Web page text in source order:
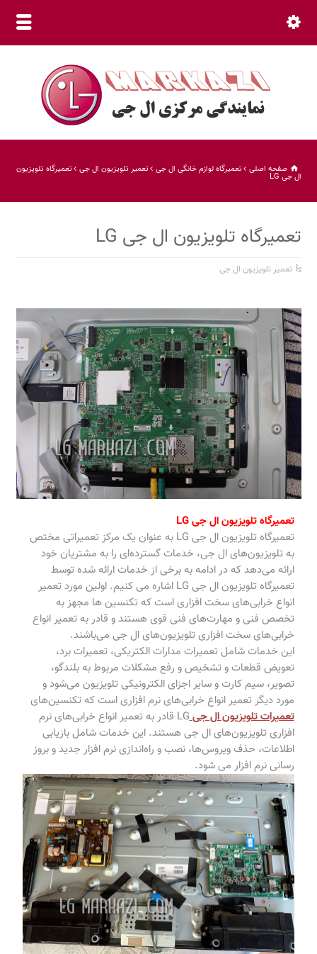
صفحه اصلی تعمیرگاه لوازم خانگی ال جی تعمیر تلویزیون ال جی تعمیرگاه تلویزیون
ال جی LG
تعمیرگاه تلویزیون ال جی LG
تعمیر تلویزیون ال جی
تعمیرگاه تلویزیون ال جی LG
تعمیرگاه تلویزیون ال جی LG به عنوان یک مرکز تعمیراتی مختص
به تلویزیون‌های ال جی، خدمات گسترده‌ای را به مشتریان خود
ارائه می‌دهد که در ادامه به برخی از خدمات ارائه شده توسط
تعمیرگاه تلویزیون ال جی LG اشاره می ‌کنیم. اولین مورد تعمیر
انواع خرابی‌های سخت افزاری است که تکنسین‌ ها مجهز به
تخصص فنی و مهارت‌های فنی قوی هستند و قادر به تعمیر انواع
خرابی‌های سخت افزاری تلویزیون‌های ال جی می‌باشند.
این خدمات شامل تعمیرات مدارات الکتریکی، تعمیرات برد،
تعویض قطعات و تشخیص و رفع مشکلات مربوط به بلندگو،
تصویر، سیم کارت و سایر اجزای الکترونیکی تلویزیون می‌شود و
مورد دیگر تعمیر انواع خرابی‌های نرم افزاری است که تکنسین‌های
تعمیرات تلویزیون ال جی
LG قادر به تعمیر انواع خرابی‌های نرم
افزاری تلویزیون‌های ال جی هستند. این خدمات شامل بازیابی
اطلاعات، حذف ویروس‌ها، نصب و راه‌اندازی نرم افزار جدید و بروز
رسانی نرم افزار می‌ شود.